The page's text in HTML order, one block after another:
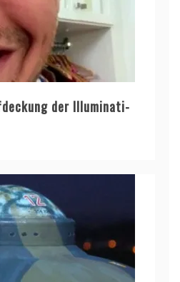
der Illuminati-